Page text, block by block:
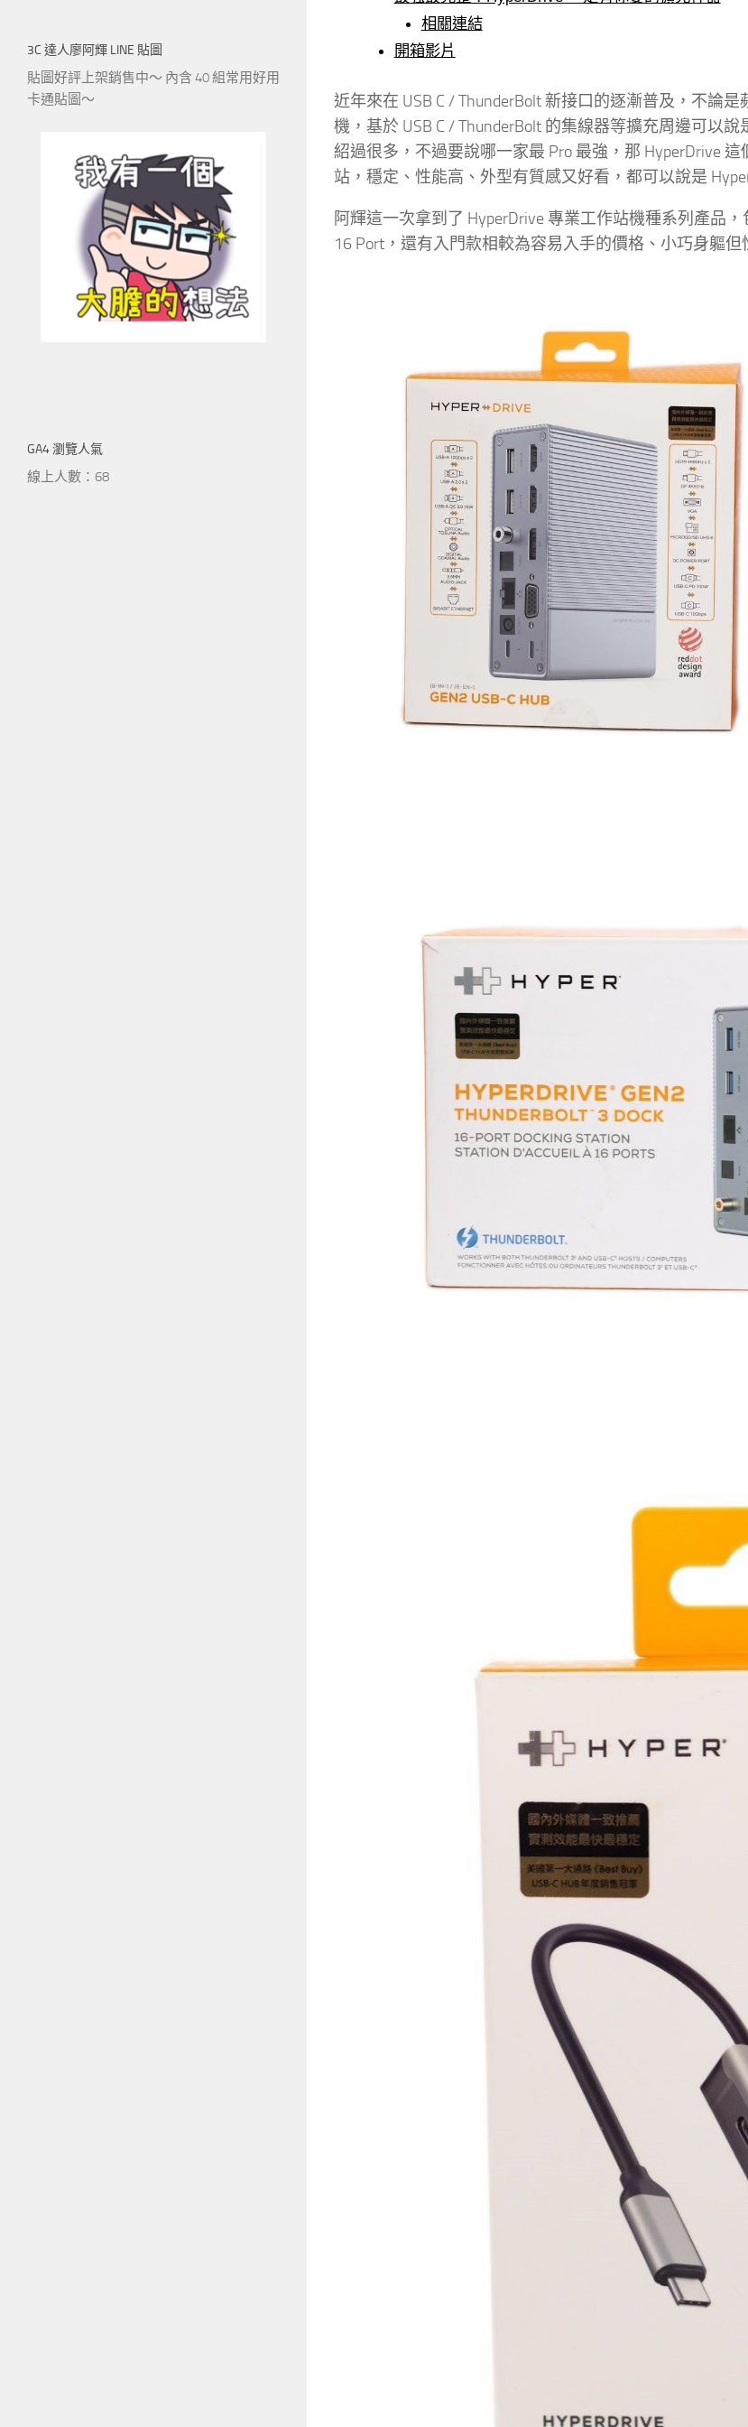
相關連結
開箱影片
近年來在 USB C / ThunderBolt 新接口的逐漸普及，不論
機，基於 USB C / ThunderBolt 的集線器等擴充周邊可以
紹過很多，不過要說哪一家最 Pro 最強，那 HyperDrive
站，穩定、性能高、外型有質感又好看，都可以說是
阿輝這一次拿到了 HyperDrive 專業工作站機種系列產品
16 Port，還有入門款相較為容易入手的價格、小巧身軀但
3C 達人廖阿輝 LINE 貼圖
貼圖好評上架銷售中～ 內含 40 組常用好用
卡通貼圖～
GA4 瀏覽人氣
線上人數：68